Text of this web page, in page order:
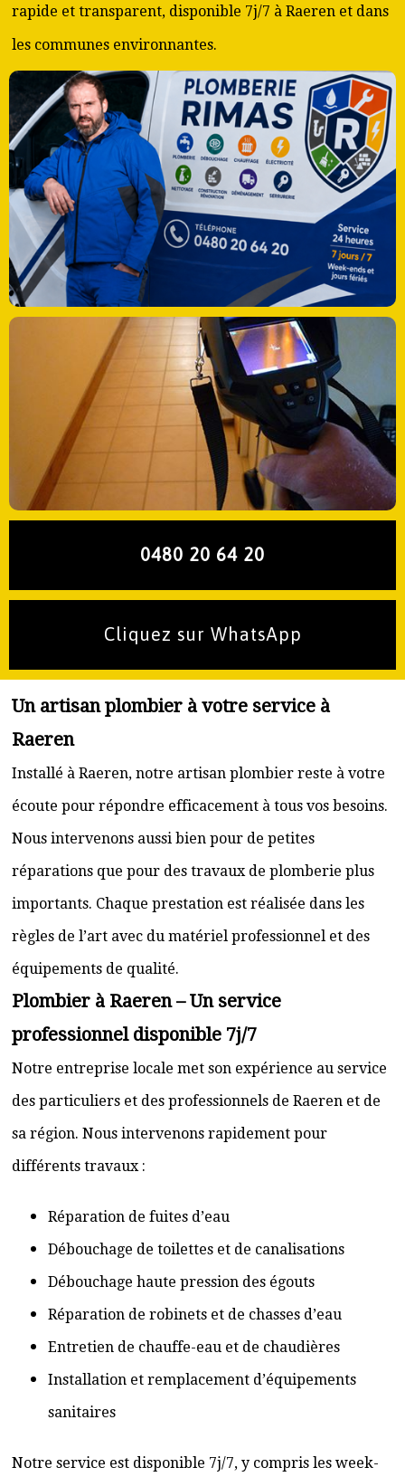
rapide et transparent, disponible 7j/7 à Raeren et dans
les communes environnantes.
0480 20 64 20
Cliquez sur WhatsApp
Un artisan plombier à votre service à
Raeren
Installé à Raeren, notre artisan plombier reste à votre
écoute pour répondre efficacement à tous vos besoins.
Nous intervenons aussi bien pour de petites
réparations que pour des travaux de plomberie plus
importants. Chaque prestation est réalisée dans les
règles de l’art avec du matériel professionnel et des
équipements de qualité.
Plombier à Raeren – Un service
professionnel disponible 7j/7
Notre entreprise locale met son expérience au service
des particuliers et des professionnels de Raeren et de
sa région. Nous intervenons rapidement pour
différents travaux :
Réparation de fuites d’eau
Débouchage de toilettes et de canalisations
Débouchage haute pression des égouts
Réparation de robinets et de chasses d’eau
Entretien de chauffe-eau et de chaudières
Installation et remplacement d’équipements
sanitaires
Notre service est disponible 7j/7, y compris les week-